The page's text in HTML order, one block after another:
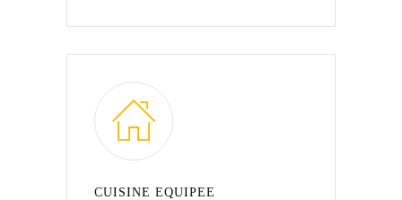
CUISINE EQUIPEE